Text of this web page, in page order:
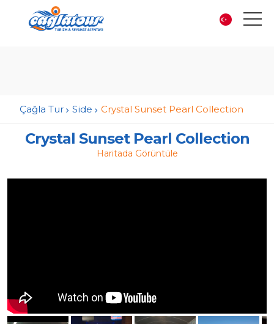
Çağla Tur Side Crystal Sunset Pearl Collection
Crystal Sunset Pearl Collection
Haritada Görüntüle